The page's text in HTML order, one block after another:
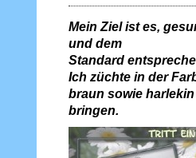
Mein Ziel ist es,
und dem
Standard
Ich züchte in der
braun sowie
bringen.